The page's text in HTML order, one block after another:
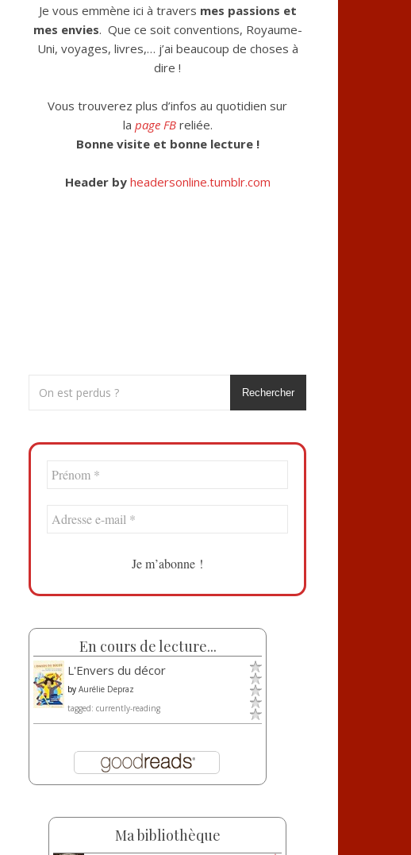
Je vous emmène ici à travers mes passions et
mes envies. Que ce soit conventions, Royaume-
Uni, voyages, livres,… j’ai beaucoup de choses à
dire !
Vous trouverez plus d’infos au quotidien sur
la page FBreliée.
Bonne visite et bonne lecture !
Header by headersonline.tumblr.com
Rechercher
En cours de lecture...
L'Envers du décor
by Aurélie Depraz
tagged: currently-reading
Ma bibliothèque